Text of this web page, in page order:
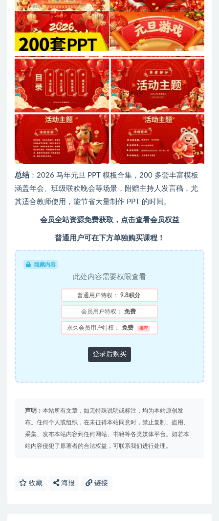
总结：2026 马年元旦 PPT 模板合集，200 多套丰富模板
涵盖年会、班级联欢晚会等场景，附赠主持人发言稿，尤
其适合教师使用，能节省大量制作 PPT 的时间。
会员全站资源免费获取， 点击查看会员权益
普通用户可在下方单独购买课程！
隐藏内容
此处内容需要权限查看
普通用户特权： 9.8积分
会员用户特权： 免费
永久会员用户特权： 免费 推荐
登录后购买
声明： 本站所有文章，如无特殊说明或标注，均为本站原创发
布。任何个人或组织，在未征得本站同意时，禁止复制、盗用、
采集、发布本站内容到任何网站、书籍等各类媒体平台。如若本
站内容侵犯了原著者的合法权益，可联系我们进行处理。
收藏 海报 链接